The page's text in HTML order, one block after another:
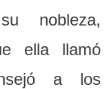
nobleza,
ella llamó
a los